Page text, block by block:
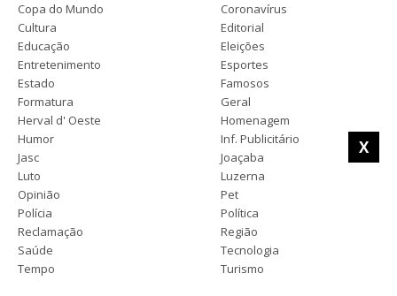
X
Copa do Mundo
Coronavírus
Cultura
Editorial
Educação
Eleições
Entretenimento
Esportes
Estado
Famosos
Formatura
Geral
Herval d' Oeste
Homenagem
Humor
Inf. Publicitário
Jasc
Joaçaba
Luto
Luzerna
Opinião
Pet
Polícia
Política
Reclamação
Região
Saúde
Tecnologia
Tempo
Turismo